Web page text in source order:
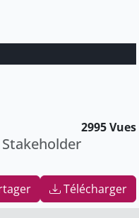
2995 Vues
Télécharger